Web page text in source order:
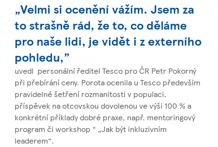
„Velmi si ocenění vážím. Jsem za
to strašně rád, že to, co děláme
pro naše lidi, je vidět i z externího
pohledu,”
uvedl personální ředitel Tesco pro ČR Petr Pokorný
při přebírání ceny. Porota ocenila u Tesco především
pravidelné šetření rozmanitosti v populaci,
příspěvek na otcovskou dovolenou ve výši 100 % a
konkrétní příklady dobré praxe, např. mentoringový
program či workshop “ „Jak být inkluzivním
leaderem“.